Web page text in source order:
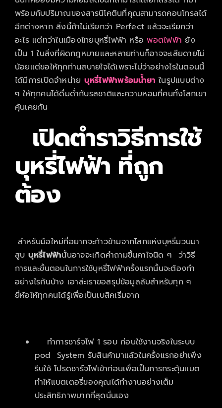
สั่งเลย !
พร้อมกับปริมาณของสารนิโคตินที่คุณสามารถคอนโทรลได้
อีกต่างหาก สิ่งนี้ถ้าไม่เรียกว่า Perfect แล้วจะเรียกว่า
อะไร แต่ทว่าในเมืองไทยบุหรี่ไฟฟ้า หรือพอตไฟฟ้า ยัง
เป็น 1 ในสิ่งที่ผิดกฎหมายและหลายท่านก็อาจจะเสียดายไม่
น้อยแต่ขอให้ทุกท่านสบายใจได้เพราะไม่ว่าอย่างไรในตอนนี้
ได้มีการเปิดจำหน่าย บุหรี่ไฟฟ้าพร้อมน้ำยา ในรูปแบบต่าง
ๆ ให้ทุกคนได้ดื่มด่ำกับรสชาติและความหอมที่คนทั้งโลกเขา
คุ้นเคยกัน
เปิดตำราวิธีการใช้
บุหรี่ไฟฟ้า ที่ถูก
ต้อง
สำหรับมือใหม่ที่อยากจะก้าวข้ามจากโลกแห่งบุหรี่มวนมา
สูบ บุหรี่ไฟฟ้านั้นอาจจะเกิดคำถามขึ้นคาใจนิด ๆ ว่าวิธี
การและขั้นตอนในการใช้บุหรี่ไฟฟ้าครั้งแรกนั้นจะต้องทำ
อย่างไรกันบ้าง เอาล่ะเราขอสรุปข้อมูลลับสำหรับทุก ๆ
ยี่ห้อให้ทุกคนได้รู้เพื่อเป็นเบสิคเริ่มจาก
ทำการชาร์จไฟ 1 รอบ ก่อนใช้งานจริงในระบบ
pod System รับสินค้ามาแล้วในครั้งแรกอย่าเพิ่ง
รีบใช้ โปรดชาร์จไฟเข้าก่อนเพื่อเป็นการกระตุ้นแบต
ทำให้แบตเตอรี่ของคุณได้ทำงานอย่างเต็ม
ประสิทธิภาพมากที่สุดนั่นเอง